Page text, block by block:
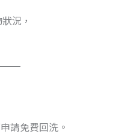
況，
請免費回洗。